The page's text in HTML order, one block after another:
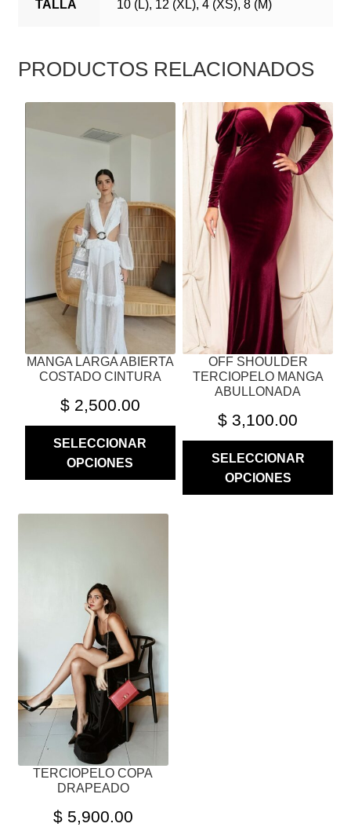
TALLA 10 (L), 12 (XL), 4 (XS), 8 (M)
PRODUCTOS RELACIONADOS
MANGA LARGA ABIERTA
COSTADO CINTURA
$2,500.00
SELECCIONAR
OPCIONES
PRODUCTO
VARIANTES.
OPCIONES
PUEDEN
ELEGIR
EN
PÁGINA
DE
OFF SHOULDER
TERCIOPELO MANGA
ABULLONADA
$ 3,100.00
SELECCIONAR
OPCIONES
ESTE
PRODUCTO
TIENE
MÚLTIPLES
VARIANTES.
LAS
OPCIONES
SE
PUEDEN
ELEGIR
EN
LA
PÁGINA
PRODUCTO
TERCIOPELO COPA
DRAPEADO
$5,900.00
VARIANTES.
OPCIONES
SE
PUEDEN
ELEGIR
EN
PÁGINA